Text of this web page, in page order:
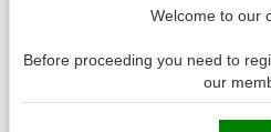
Welcome to our
Before proceeding you need to
our